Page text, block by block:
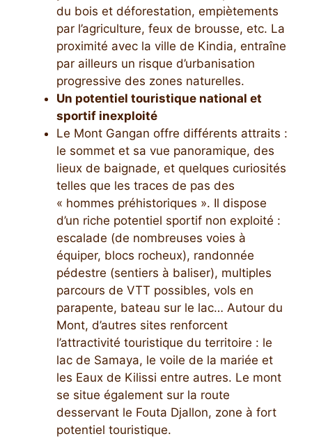
du bois et déforestation, empiètements
par l’agriculture, feux de brousse, etc. La
proximité avec la ville de Kindia, entraîne
par ailleurs un risque d’urbanisation
progressive des zones naturelles.
Un potentiel touristique national et
sportif inexploité
Le Mont Gangan offre différents attraits :
le sommet et sa vue panoramique, des
lieux de baignade, et quelques curiosités
telles que les traces de pas des
« hommes préhistoriques ». Il dispose
d’un riche potentiel sportif non exploité :
escalade (de nombreuses voies à
équiper, blocs rocheux), randonnée
pédestre (sentiers à baliser), multiples
parcours de VTT possibles, vols en
parapente, bateau sur le lac… Autour du
Mont, d’autres sites renforcent
l’attractivité touristique du territoire : le
lac de Samaya, le voile de la mariée et
les Eaux de Kilissi entre autres. Le mont
se situe également sur la route
desservant le Fouta Djallon, zone à fort
potentiel touristique.